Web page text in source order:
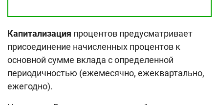
Капитализация процентов предусматривает
присоединение начисленных процентов к
основной сумме вклада с определенной
периодичностью (ежемесячно, ежеквартально,
ежегодно).